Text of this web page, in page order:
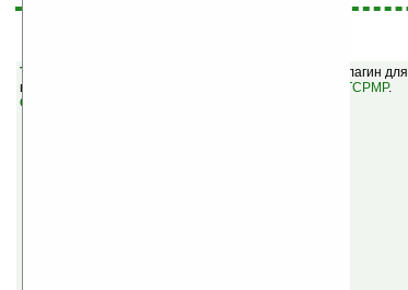
TCPMP Plugin for Flash Video v0.3
(бесплатная) — плагин для
воспроизведения flv-файлов (Flash Video) в плеере
TCPMP.
Скачать